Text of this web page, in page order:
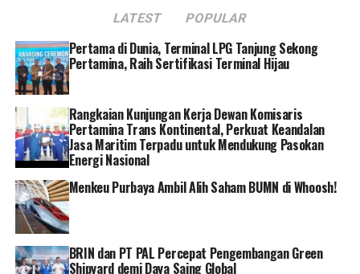
mendonorkan darah kita untuk mereka yang
membutuhkan sehingga dapat menyelamatkan jiwa.
Dan terakhir sebagai penutup rangkaian kegiatan
Pandanaran Semarang mengadakan Kid’s Coloring
Competition. Bekerja sama dengan Faber Castle, acara
ini diadakan di ruang asher mulai pukul 10:00 – 12:00.
Dalam kompetisi mewarnai tersebut kami membagi dua
kategori yaitu Kategori TK usia 4-7 tahun dan SD usia 8-
12 tahun. Tepat pukul 10:00 acara dimulai dengan
sambutan dari management diwakili oleh Bapak Oni
Almuchlisun Putra Restauran & Banquet Manager,
LATEST POPULAR
Pertama di Dunia, Terminal LPG Tanjung Sekong
Pertamina, Raih Sertifikasi Terminal Hijau
Rangkaian Kunjungan Kerja Dewan Komisaris
Pertamina Trans Kontinental, Perkuat Keandalan
Jasa Maritim Terpadu untuk Mendukung Pasokan
Energi Nasional
Menkeu Purbaya Ambil Alih Saham BUMN di Whoosh!
BRIN dan PT PAL Percepat Pengembangan Green
Shipyard demi Daya Saing Global